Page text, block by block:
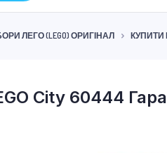
ЛЕГО (LEGO) ОРИГІНАЛ КУПИТИ
City 60444